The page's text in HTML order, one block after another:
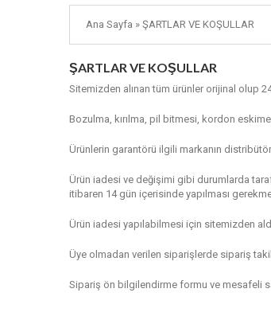
Ana Sayfa » ŞARTLAR VE KOŞULLAR
ŞARTLAR VE KOŞULLAR
Sitemizden alınan tüm ürünler orijinal olup
Bozulma, kırılma, pil bitmesi, kordon
Ürünlerin garantörü ilgili markanın distribütör
Ürün iadesi ve değişimi gibi durumlarda
itibaren 14 gün içerisinde yapılması
Ürün iadesi yapılabilmesi için sitemizden
Üye olmadan verilen siparişlerde sipariş
Sipariş ön bilgilendirme formu ve mesafeli